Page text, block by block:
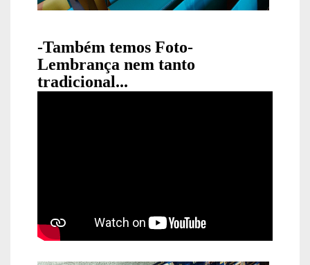
-Também temos Foto-
Lembrança nem tanto
tradicional...